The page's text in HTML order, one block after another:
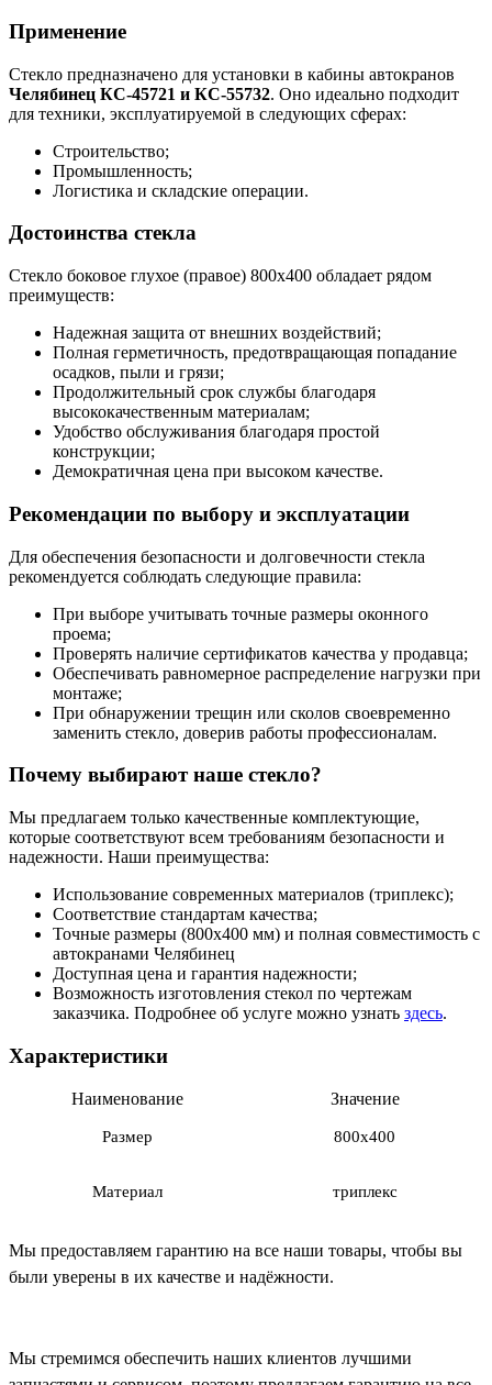
Применение
Стекло предназначено для установки в кабины автокранов
Челябинец КС-45721 и КС-55732. Оно идеально подходит
для техники, эксплуатируемой в следующих сферах:
Строительство;
Промышленность;
Логистика и складские операции.
Достоинства стекла
Стекло боковое глухое (правое) 800х400 обладает рядом
преимуществ:
Надежная защита от внешних воздействий;
Полная герметичность, предотвращающая попадание
осадков, пыли и грязи;
Продолжительный срок службы благодаря
высококачественным материалам;
Удобство обслуживания благодаря простой
конструкции;
Демократичная цена при высоком качестве.
Рекомендации по выбору и эксплуатации
Для обеспечения безопасности и долговечности стекла
рекомендуется соблюдать следующие правила:
При выборе учитывать точные размеры оконного
проема;
Проверять наличие сертификатов качества у продавца;
Обеспечивать равномерное распределение нагрузки при
монтаже;
При обнаружении трещин или сколов своевременно
заменить стекло, доверив работы профессионалам.
Почему выбирают наше стекло?
Мы предлагаем только качественные комплектующие,
которые соответствуют всем требованиям безопасности и
надежности. Наши преимущества:
Использование современных материалов (триплекс);
Соответствие стандартам качества;
Точные размеры (800х400 мм) и полная совместимость с
автокранами Челябинец
Доступная цена и гарантия надежности;
Возможность изготовления стекол по чертежам
заказчика. Подробнее об услуге можно узнать здесь.
Характеристики
Наименование Значение
Размер 800х400
Материал триплекс
Мы предоставляем гарантию на все наши товары, чтобы вы
были уверены в их качестве и надёжности.
Мы стремимся обеспечить наших клиентов лучшими